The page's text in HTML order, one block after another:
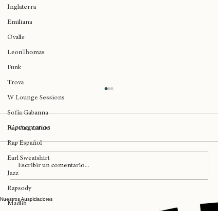
Birmingham
Inglaterra
Emiliana
Ovalle
LeonThomas
Funk
Trova
W Lounge Sessions
Sofía Gabanna
Rap Argentino
Rap Español
Earl Sweatshirt
Jazz
Rapsody
Eminem y Kendrick Lamar entre los
La plataforma de Spotify liberó quienes han sido
los artistas más escuchados en la historia y entre
ellos podemos ver algunos
Comentarios
Escribir un comentario...